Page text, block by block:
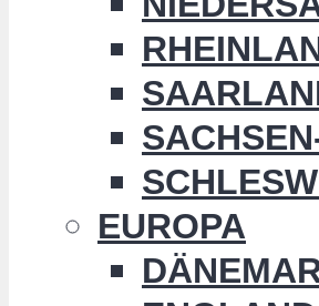
EUROPA